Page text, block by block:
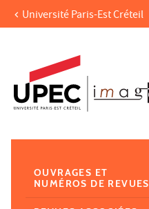
Aller au contenu
Recherche
Navigation secondaire
Université Paris-Est Créteil
OUVRAGES ET
NUMÉROS DE REVUES